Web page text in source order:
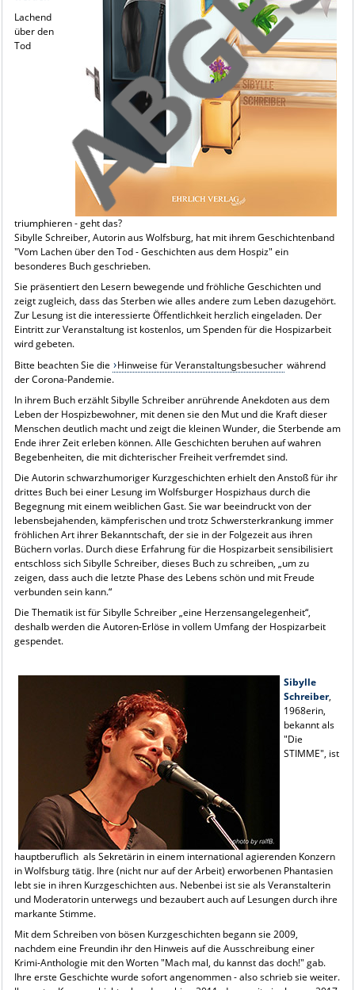
Lachend
über den
Tod
triumphieren - geht das?
Sibylle Schreiber, Autorin aus Wolfsburg, hat mit ihrem Geschichtenband
"Vom Lachen über den Tod - Geschichten aus dem Hospiz" ein
besonderes Buch geschrieben.
Sie präsentiert den Lesern bewegende und fröhliche Geschichten und
zeigt zugleich, dass das Sterben wie alles andere zum Leben dazugehört.
Zur Lesung ist die interessierte Öffentlichkeit herzlich eingeladen. Der
Eintritt zur Veranstaltung ist kostenlos, um Spenden für die Hospizarbeit
wird gebeten.
Bitte beachten Sie die
Hinweise für Veranstaltungsbesucher während
der Corona-Pandemie.
In ihrem Buch erzählt Sibylle Schreiber anrührende Anekdoten aus dem
Leben der Hospizbewohner, mit denen sie den Mut und die Kraft dieser
Menschen deutlich macht und zeigt die kleinen Wunder, die Sterbende am
Ende ihrer Zeit erleben können. Alle Geschichten beruhen auf wahren
Begebenheiten, die mit dichterischer Freiheit verfremdet sind.
Die Autorin schwarzhumoriger Kurzgeschichten erhielt den Anstoß für ihr
drittes Buch bei einer Lesung im Wolfsburger Hospizhaus durch die
Begegnung mit einem weiblichen Gast. Sie war beeindruckt von der
lebensbejahenden, kämpferischen und trotz Schwersterkrankung immer
fröhlichen Art ihrer Bekanntschaft, der sie in der Folgezeit aus ihren
Büchern vorlas. Durch diese Erfahrung für die Hospizarbeit sensibilisiert
entschloss sich Sibylle Schreiber, dieses Buch zu schreiben, „um zu
zeigen, dass auch die letzte Phase des Lebens schön und mit Freude
verbunden sein kann.“
Die Thematik ist für Sibylle Schreiber „eine Herzensangelegenheit“,
deshalb werden die Autoren-Erlöse in vollem Umfang der Hospizarbeit
gespendet.
Sibylle
Schreiber,
1968erin,
bekannt als
"Die
STIMME", ist
hauptberuflich als Sekretärin in einem international agierenden Konzern
in Wolfsburg tätig. Ihre (nicht nur auf der Arbeit) erworbenen Phantasien
lebt sie in ihren Kurzgeschichten aus. Nebenbei ist sie als Veranstalterin
und Moderatorin unterwegs und bezaubert auch auf Lesungen durch ihre
markante Stimme.
Mit dem Schreiben von bösen Kurzgeschichten begann sie 2009,
nachdem eine Freundin ihr den Hinweis auf die Ausschreibung einer
Krimi-Anthologie mit den Worten "Mach mal, du kannst das doch!" gab.
Ihre erste Geschichte wurde sofort angenommen - also schrieb sie weiter.